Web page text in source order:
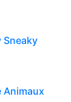
Sneaky
Animaux